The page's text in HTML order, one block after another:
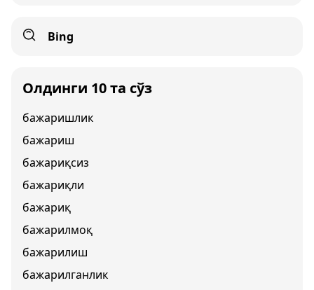
Bing
Олдинги 10 та сўз
бажаришлик
бажариш
бажариқсиз
бажариқли
бажариқ
бажарилмоқ
бажарилиш
бажарилганлик